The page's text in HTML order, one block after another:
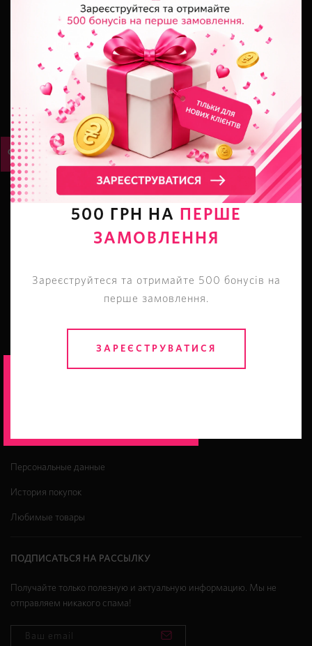
КОНТАКТЫ
г. Львов ул. П. Дорошенко, 36
+38 (063) 798 89 03
Магазин на карте
ПОМОЩЬ
Оплата и доставка
Возврат и обмен
МОЙ КАБИНЕТ
Персональные данные
История покупок
Любимые товары
ПОДПИСАТЬСЯ НА РАССЫЛКУ
Получайте только полезную и актуальную информацию. Мы не
отправляем никакого спама!
500 ГРН НА
ПЕРШЕ
ЗАМОВЛЕННЯ
Зареєструйтеся та отримайте 500 бонусів на
перше замовлення.
ЗАРЕЄСТРУВАТИСЯ